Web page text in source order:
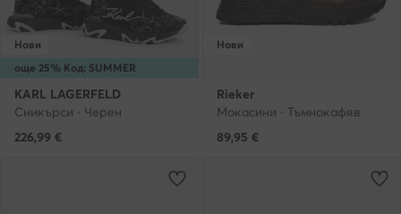
още 25% Код: SUMMER
Нови
KARL LAGERFELD
Сникърси · Черен
226,99 €
Нови
Rieker
Мокасини · Тъмнокафяв
89,95 €